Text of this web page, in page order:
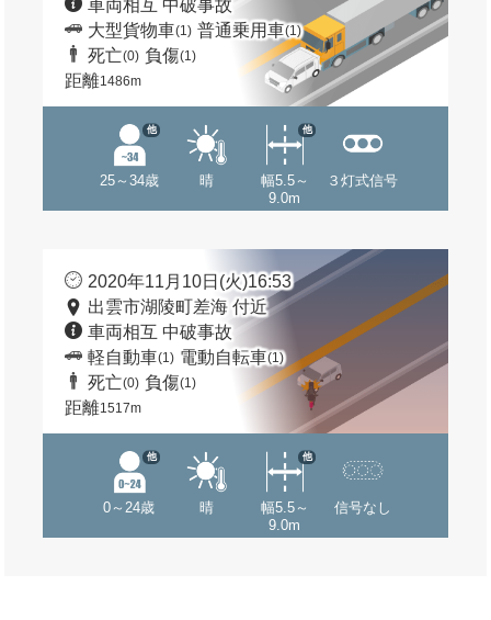
車両相互 中破事故
大型貨物車(1) 普通乗用車(1)
死亡(0) 負傷(1)
距離1486m
25～34歳
他
晴
幅5.5～
9.0m
他
３灯式信号
2020年11月10日(火)16:53
出雲市湖陵町差海 付近
車両相互 中破事故
軽自動車(1) 電動自転車(1)
死亡(0) 負傷(1)
距離1517m
0～24歳
他
晴
幅5.5～
9.0m
他
信号なし